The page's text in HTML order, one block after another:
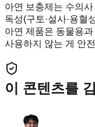
아연 보충제는 수의
독성(구토·설사·용혈
아연 제품은 동물용
사용하지 않는 게 안
이 콘텐츠를